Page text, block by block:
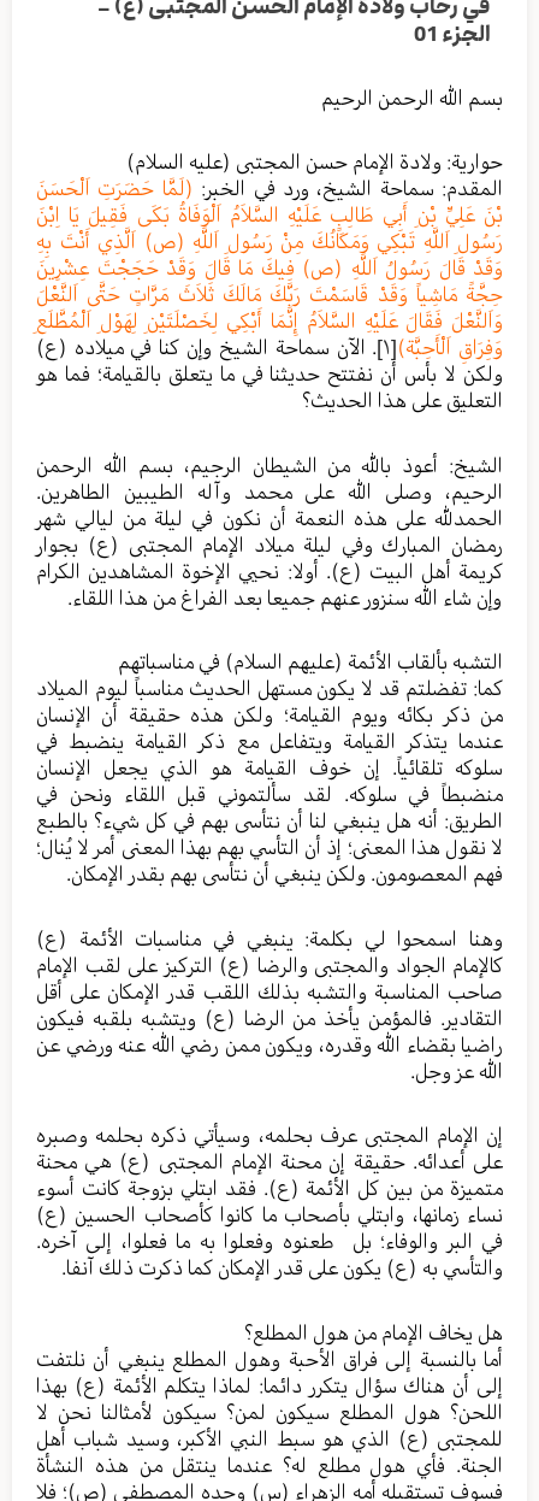
الجزء 01
بسم الله الرحمن الرحيم
حوارية: ولادة الإمام حسن المجتبى (عليه السلام)
المقدم: سماحة الشيخ، ورد في الخبر: (لَمَّا حَضَرَتِ اَلْحَسَنَ
بْنَ عَلِيِّ بْنِ أَبِي طَالِبٍ عَلَيْهِ السَّلاَمُ اَلْوَفَاةُ بَكَى فَقِيلَ يَا اِبْنَ
رَسُولِ اَللَّهِ تَبْكِي وَمَكَانُكَ مِنْ رَسُولِ اَللَّهِ (ص) اَلَّذِي أَنْتَ بِهِ
وَقَدْ قَالَ رَسُولُ اَللَّهِ (ص) فِيكَ مَا قَالَ وَقَدْ حَجَجْتَ عِشْرِينَ
حِجَّةً مَاشِياً وَقَدْ قَاسَمْتَ رَبَّكَ مَالَكَ ثَلاَثَ مَرَّاتٍ حَتَّى اَلنَّعْلَ
وَاَلنَّعْلَ فَقَالَ عَلَيْهِ السَّلاَمُ إِنَّمَا أَبْكِي لِخَصْلَتَيْنِ لِهَوْلِ اَلْمُطَّلَعِ
وَفِرَاقِ اَلْأَحِبَّة)[١]
. الآن سماحة الشيخ وإن كنا في ميلاده (ع)
ولكن لا بأس أن نفتتح حديثنا في ما يتعلق بالقيامة؛ فما هو
التعليق على هذا الحديث؟
الشيخ: أعوذ بالله من الشيطان الرجيم، بسم الله الرحمن
الرحيم، وصلى الله على محمد وآله الطيبين الطاهرين.
الحمدلله على هذه النعمة أن نكون في ليلة من ليالي شهر
رمضان المبارك وفي ليلة ميلاد الإمام المجتبى (ع) بجوار
كريمة أهل البيت (ع). أولا: نحيي الإخوة المشاهدين الكرام
وإن شاء الله سنزور عنهم جميعا بعد الفراغ من هذا اللقاء.
التشبه بألقاب الأئمة (عليهم السلام) في مناسباتهم
كما: تفضلتم قد لا يكون مستهل الحديث مناسباً ليوم الميلاد
من ذكر بكائه ويوم القيامة؛ ولكن هذه حقيقة أن الإنسان
عندما يتذكر القيامة ويتفاعل مع ذكر القيامة ينضبط في
سلوكه تلقائياً. إن خوف القيامة هو الذي يجعل الإنسان
منضبطاً في سلوكه. لقد سألتموني قبل اللقاء ونحن في
الطريق: أنه هل ينبغي لنا أن نتأسى بهم في كل شيء؟ بالطبع
لا نقول هذا المعنى؛ إذ أن التأسي بهم بهذا المعنى أمر لا يُنال؛
فهم المعصومون. ولكن ينبغي أن نتأسى بهم بقدر الإمكان.
وهنا اسمحوا لي بكلمة: ينبغي في مناسبات الأئمة (ع)
كالإمام الجواد والمجتبى والرضا (ع) التركيز على لقب الإمام
صاحب المناسبة والتشبه بذلك اللقب قدر الإمكان على أقل
التقادير. فالمؤمن يأخذ من الرضا (ع) ويتشبه بلقبه فيكون
راضيا بقضاء الله وقدره، ويكون ممن رضي الله عنه ورضي عن
الله عز وجل.
إن الإمام المجتبى عرف بحلمه، وسيأتي ذكره بحلمه وصبره
على أعدائه. حقيقة إن محنة الإمام المجتبى (ع) هي محنة
متميزة من بين كل الأئمة (ع). فقد ابتلي بزوجة كانت أسوء
نساء زمانها، وابتلي بأصحاب ما كانوا كأصحاب الحسين (ع)
في البر والوفاء؛ بل طعنوه وفعلوا به ما فعلوا، إلى آخره.
والتأسي به (ع) يكون على قدر الإمكان كما ذكرت ذلك آنفا.
هل يخاف الإمام من هول المطلع؟
أما بالنسبة إلى فراق الأحبة وهول المطلع ينبغي أن نلتفت
إلى أن هناك سؤال يتكرر دائما: لماذا يتكلم الأئمة (ع) بهذا
اللحن؟ هول المطلع سيكون لمن؟ سيكون لأمثالنا نحن لا
للمجتبى (ع) الذي هو سبط النبي الأكبر، وسيد شباب أهل
الجنة. فأي هول مطلع له؟ عندما ينتقل من هذه النشأة
فسوف تستقبله أمه الزهراء (س) وجده المصطفى (ص)؛ فلا